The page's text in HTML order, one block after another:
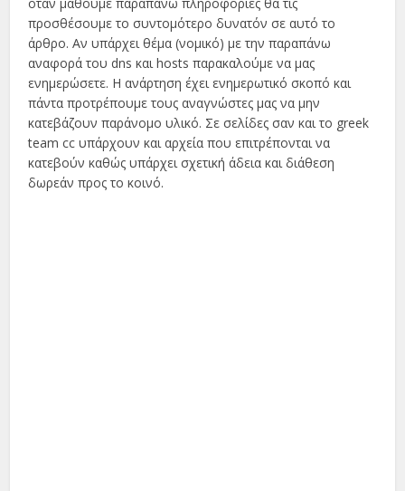
όταν μάθουμε παραπάνω πληροφορίες θα τις
προσθέσουμε το συντομότερο δυνατόν σε αυτό το
άρθρο. Αν υπάρχει θέμα (νομικό) με την παραπάνω
αναφορά του dns και hosts παρακαλούμε να μας
ενημερώσετε. Η ανάρτηση έχει ενημερωτικό σκοπό και
πάντα προτρέπουμε τους αναγνώστες μας να μην
κατεβάζουν παράνομο υλικό. Σε σελίδες σαν και το greek
team cc υπάρχουν και αρχεία που επιτρέπονται να
κατεβούν καθώς υπάρχει σχετική άδεια και διάθεση
δωρεάν προς το κοινό.